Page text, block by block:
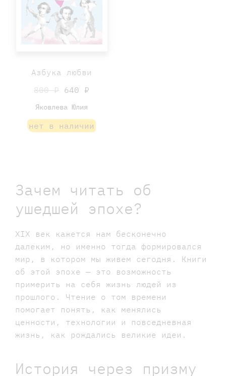
Азбука любви
800 ₽ 640 ₽
Яковлева Юлия
нет в наличии
Зачем читать об
ушедшей эпохе?
XIX век кажется нам бесконечно
далеким, но именно тогда формировался
мир, в котором мы живем сегодня. Книги
об этой эпохе — это возможность
примерить на себя жизнь людей из
прошлого. Чтение о том времени
помогает понять, как менялись
ценности, технологии и повседневная
жизнь, как рождались великие идеи.
История через призму